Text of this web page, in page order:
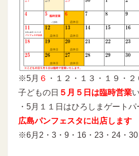
※5月 ６
・１２・１３・１９・
子どもの日 ５月５日は臨時営業
・5月１１日はひろしまゲートパ
広島パンフェスタに出店します
※6月2・3・9・16・23・24・30